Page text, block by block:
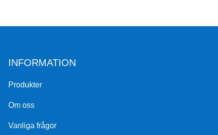
INFORMATION
Produkter
Om oss
Vanliga frågor